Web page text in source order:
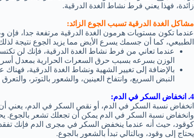
زائدة، فهذا يعني فرط نشاط الغدة الدرقية.
مشاكل الغدة الدرقية تسبب الجوع الزائد:
عندما تكون مستويات هرمون الغدة الدرقية مرتفعة جدا،
الطبيعي، كما أن جسمك يسرع الأيض مما يزيد الجوع نتيجة
عندما تعاني من فرط نشاط الغدة الدرقية، فإنك لن
الوزن بسرعه بسبب حرق السعرات الحرارية بمعدل
بالإضافة إلى تغيير الشهية ونشاط الغدة الدرقية،
النبض السريع، وانتفاخ العينين، والشعور بالتوتر،
4. انخفاض السكر في الدم:
انخفاض نسبة السكر في الدم، أو نقص السكر في الدم،
وانخفاض نسبة السكر في الدم يمكن أن تجعلك تشعر بالجوع.
كوقود، حيث أنه عندما ينخفض السكر في مجرى الدم فإنك تفقد
يحتاج إلى وقود، وبالتالي تبدأ بالشعور بالجوع.